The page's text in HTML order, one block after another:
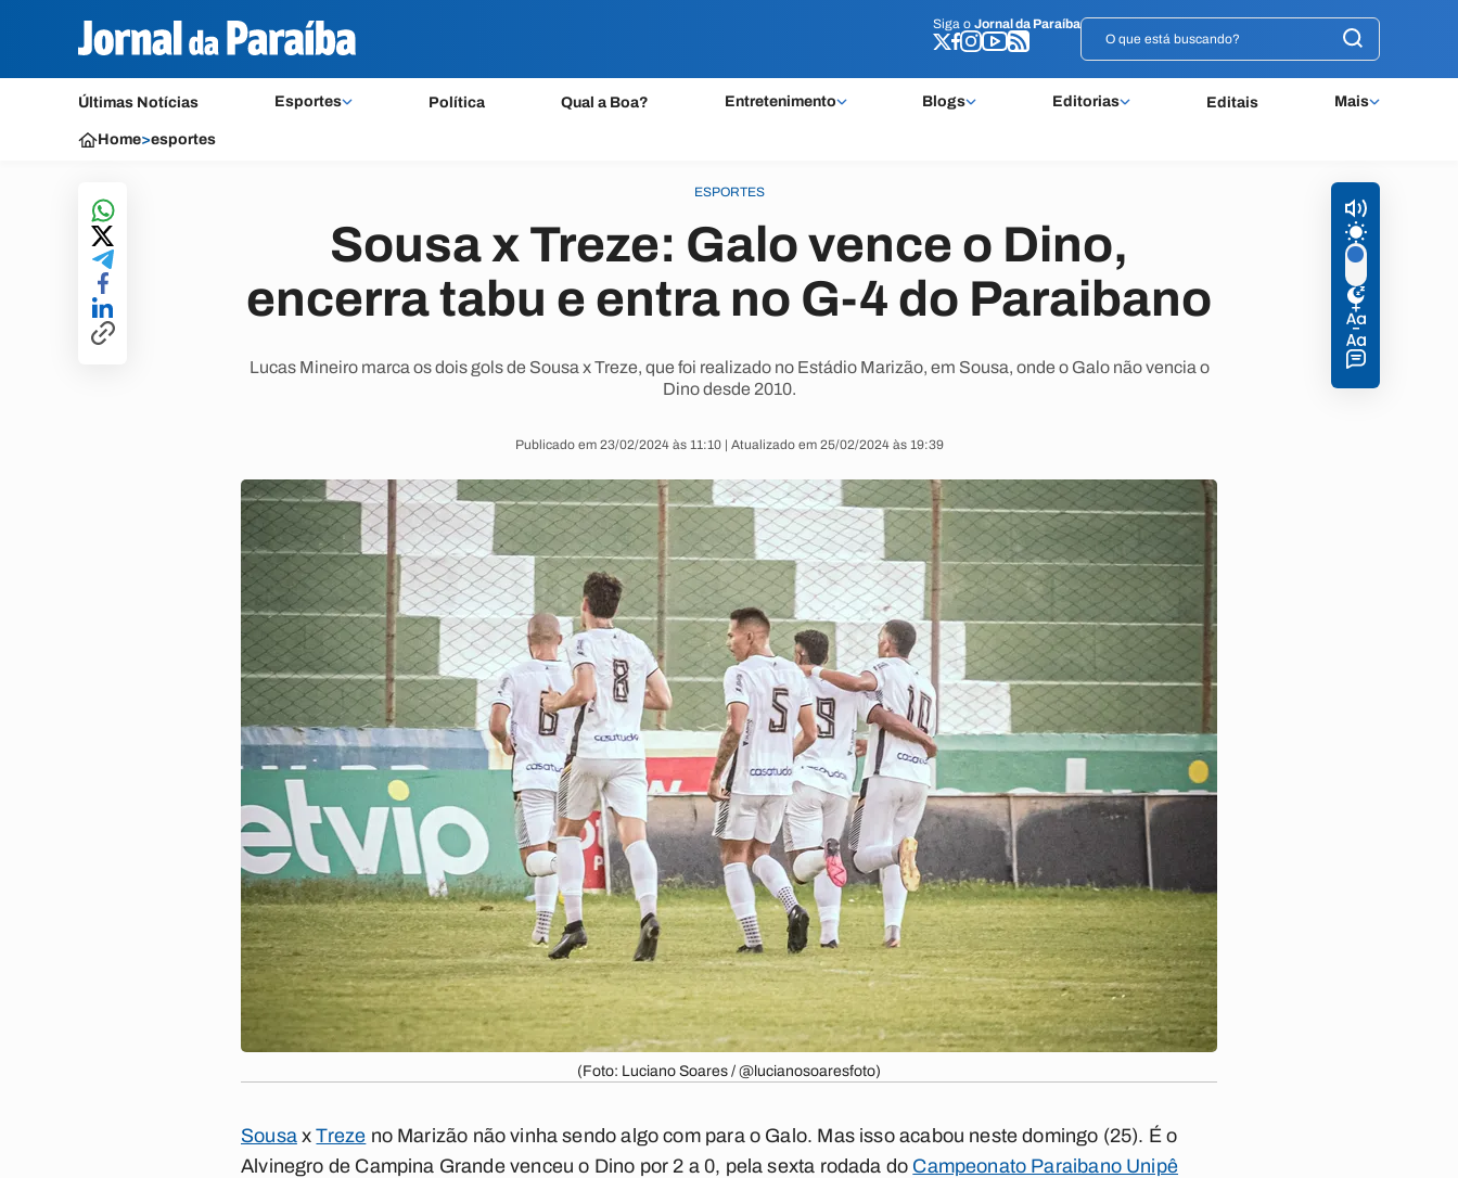
Siga o Jornal da Paraíba
Últimas Notícias Esportes Política Qual a Boa? Entretenimento Blogs Editorias Editais Mais
Siga o Jornal da Paraíba
Home>esportes
ESPORTES
Sousa x Treze: Galo vence o Dino,
encerra tabu e entra no G-4 do Paraibano
Lucas Mineiro marca os dois gols de Sousa x Treze, que foi realizado no Estádio Marizão, em Sousa, onde o Galo não vencia o
Dino desde 2010.
Publicado em 23/02/2024 às 11:10 | Atualizado em 25/02/2024 às 19:39
(Foto: Luciano Soares / @lucianosoaresfoto)
SousaxTreze no Marizão não vinha sendo algo com para o Galo. Mas isso acabou neste domingo (25). É o
Alvinegro de Campina Grande venceu o Dino por 2 a 0, pela sexta rodada do Campeonato Paraibano Unipê